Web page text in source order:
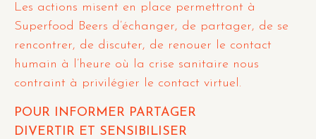
Les actions misent en place permettront à
Superfood Beers d’échanger, de partager, de se
rencontrer, de discuter, de renouer le contact
humain à l’heure où la crise sanitaire nous
contraint à privilégier le contact virtuel.
POUR INFORMER PARTAGER
DIVERTIR ET SENSIBILISER